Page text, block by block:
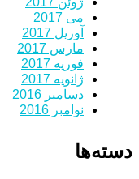
می 2017
آوریل 2017
مارس 2017
فوریه 2017
ژانویه 2017
دسامبر 2016
نوامبر 2016
دسته‌ها